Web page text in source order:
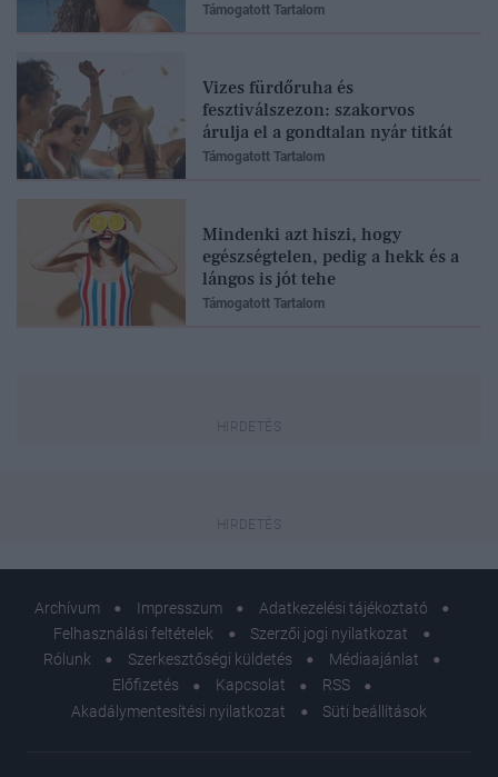
Támogatott Tartalom
Vizes fürdőruha és
fesztiválszezon: szakorvos
árulja el a gondtalan nyár titkát
Támogatott Tartalom
Mindenki azt hiszi, hogy
egészségtelen, pedig a hekk és a
lángos is jót tehe
Támogatott Tartalom
Archívum Impresszum
Adatkezelési tájékoztató
Felhasználási feltételek
Szerzői jogi nyilatkozat
Rólunk
Szerkesztőségi küldetés
Médiaajánlat
Előfizetés
Kapcsolat
RSS
Akadálymentesítési nyilatkozat
Süti beállítások